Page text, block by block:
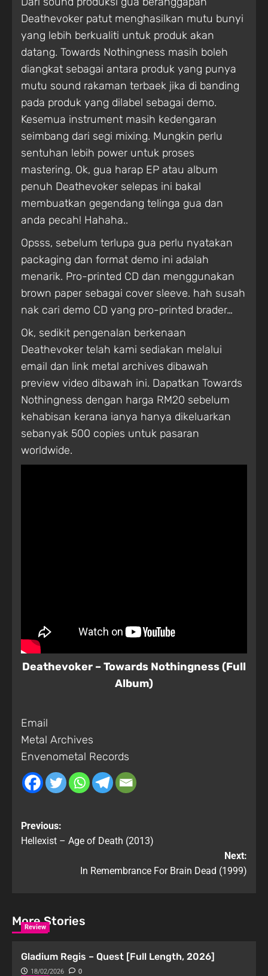
Deathevoker patut menghasilkan mutu bunyi
yang lebih berkualiti untuk produk akan
datang. Towards Nothingness masih boleh
diangkat sebagai antara produk yang punya
mutu sound rakaman terbaek jika di banding
pada produk yang dilabel sebagai demo.
Kesemua instrument masih kedengaran
seimbang dari segi mixing. Mungkin perlu
sentuhan lebih power untuk proses
mastering. Ok, gua harap EP atau album
penuh Deathevoker selepas ini bakal
membuatkan gegendang telinga gua dan
anda pecah! Hahaha..
Opsss, sebelum terlupa gua perlu nyatakan
packaging dan format demo ini adalah
menarik. Pro-printed CD dan menggunakan
brown paper sebagai cover sleeve. hah susah
nak cari demo CD yang pro-printed brader…
Ok, sedikit pengenalan berkenaan
Deathevoker telah kami sediakan melalui
email dan link metal archives dibawah
preview video dibawah ini. Dapatkan Towards
Nothingness dengan harga RM20 sebelum
kehabisan kerana ianya hanya dikeluarkan
sebanyak 500 copies untuk pasaran
worldwide.
Deathevoker – Towards Nothingness (Full
Album)
Email
Metal Archives
Envenometal Records
Previous:
Hellexist – Age of Death (2013)
Next:
In Remembrance For Brain Dead (1999)
More Stories
Review
Gladium Regis – Quest [Full Length, 2026]
18/02/2026 0